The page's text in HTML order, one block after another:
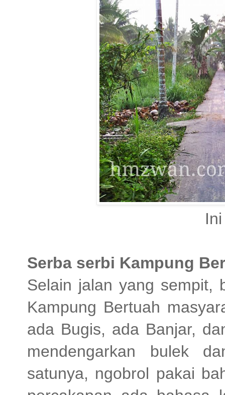
Serba serbi Kampung
Selain jalan yang sempit,
Kampung Bertuah
ada Bugis, ada Banjar,
mendengarkan bulek
satunya, ngobrol pakai